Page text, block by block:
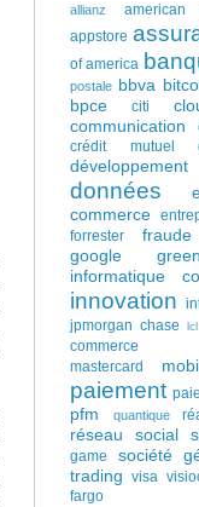
allianz american
appstore
of america
postale bbva
bpce
citi
communication
crédit mutuel
développement
données
commerce
forrester fraude
google
informatique
innovation
jpmorgan chase
lcl
commerce
mastercard
paiement
pfm quantique
réseau social
game
société
trading visa
fargo